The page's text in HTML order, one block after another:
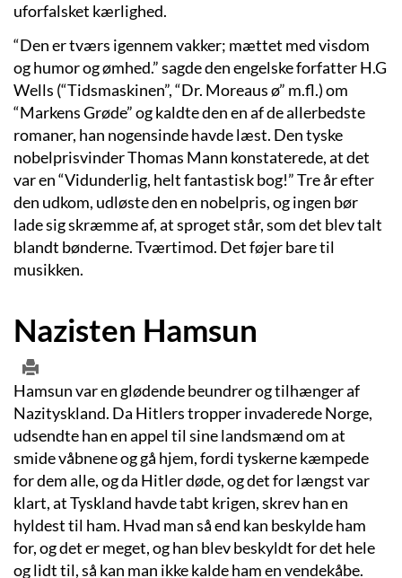
uforfalsket kærlighed.
“Den er tværs igennem vakker; mættet med visdom
og humor og ømhed.” sagde den engelske forfatter H.G
Wells (“Tidsmaskinen”, “Dr. Moreaus ø” m.fl.) om
“Markens Grøde” og kaldte den en af de allerbedste
romaner, han nogensinde havde læst. Den tyske
nobelprisvinder Thomas Mann konstaterede, at det
var en “Vidunderlig, helt fantastisk bog!” Tre år efter
den udkom, udløste den en nobelpris, og ingen bør
lade sig skræmme af, at sproget står, som det blev talt
blandt bønderne. Tværtimod. Det føjer bare til
musikken.
Nazisten Hamsun
Hamsun var en glødende beundrer og tilhænger af
Nazityskland. Da Hitlers tropper invaderede Norge,
udsendte han en appel til sine landsmænd om at
smide våbnene og gå hjem, fordi tyskerne kæmpede
for dem alle, og da Hitler døde, og det for længst var
klart, at Tyskland havde tabt krigen, skrev han en
hyldest til ham. Hvad man så end kan beskylde ham
for, og det er meget, og han blev beskyldt for det hele
og lidt til, så kan man ikke kalde ham en vendekåbe.